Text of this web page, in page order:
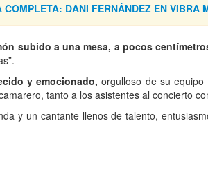
COMPLETA: DANI FERNÁNDEZ EN VIBRA
subido a una mesa, a pocos
y emocionado, orgulloso de su
tanto a los asistentes al concierto
y un cantante llenos de talento,